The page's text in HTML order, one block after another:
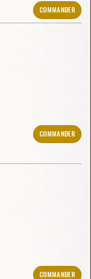
COMMANDER
COMMANDER
COMMANDER